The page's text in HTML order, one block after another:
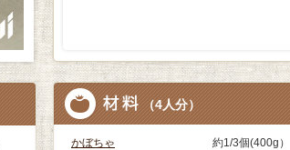
（4人分）
かぼちゃ
約1/3個(400g）